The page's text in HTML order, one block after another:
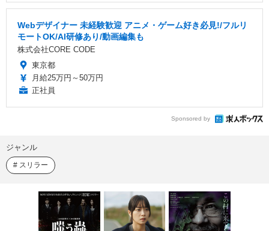
Webデザイナー 未経験歓迎 アニメ・ゲーム好き必見!/フルリ
モートOK/AI研修あり/動画編集も
株式会社CORE CODE
東京都
月給25万円～50万円
正社員
Sponsored by
ジャンル
スリラー